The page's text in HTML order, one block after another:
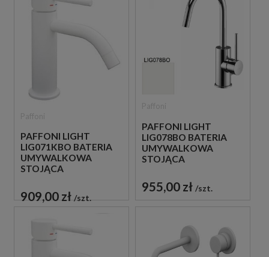
PAFFONI LIGHT
LIG071KBO BATERIA
UMYWALKOWA
STOJĄCA
BIAŁA
909,00 zł szt.
PAFFONI LIGHT
LIG078BO BATERIA
UMYWALKOWA
STOJĄCA
BIAŁA
955,00 zł szt.